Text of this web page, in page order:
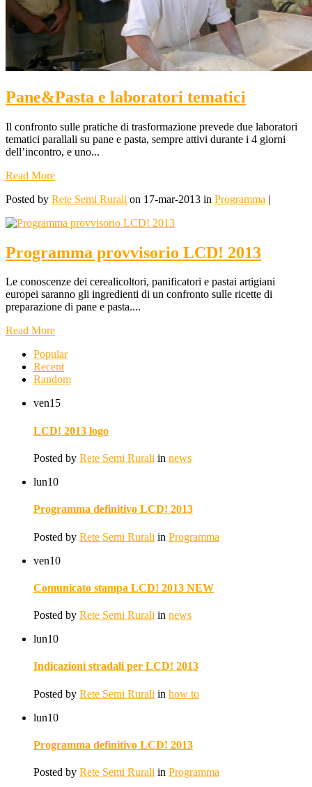
Pane&Pasta e laboratori tematici
Il confronto sulle pratiche di trasformazione prevede due laboratori
tematici parallali su pane e pasta, sempre attivi durante i 4 giorni
dell’incontro, e uno...
Read More
Posted by Rete Semi Rurali on 17-mar-2013 in Programma |
Programma provvisorio LCD! 2013
Le conoscenze dei cerealicoltori, panificatori e pastai artigiani
europei saranno gli ingredienti di un confronto sulle ricette di
preparazione di pane e pasta....
Read More
Popular
Recent
Random
ven15
LCD! 2013 logo
Posted by Rete Semi Rurali in news
lun10
Programma definitivo LCD! 2013
Posted by Rete Semi Rurali in Programma
ven10
Comunicato stampa LCD! 2013 NEW
Posted by Rete Semi Rurali in news
lun10
Indicazioni stradali per LCD! 2013
Posted by Rete Semi Rurali in how to
lun10
Programma definitivo LCD! 2013
Posted by Rete Semi Rurali in Programma